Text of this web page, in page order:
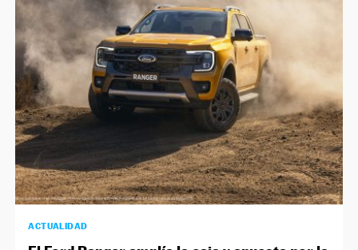
SÍGUENOS
ACTUALIDAD